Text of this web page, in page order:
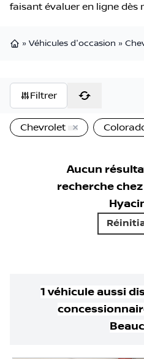
faisant évaluer en ligne dès
» Véhicules d'occasion »
Filtrer
Chevrolet
Aucun
recherche chez
1 véhicule aussi